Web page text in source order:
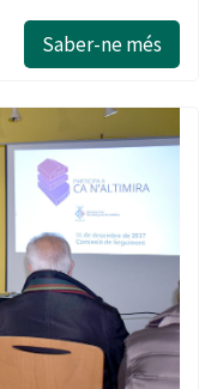
Saber-ne més